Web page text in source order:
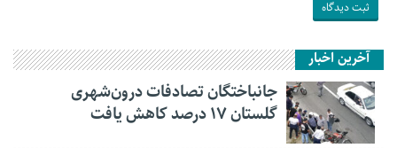
آخرین اخبار
جانباختگان تصادفات درون‌شهری
گلستان ۱۷ درصد کاهش یافت